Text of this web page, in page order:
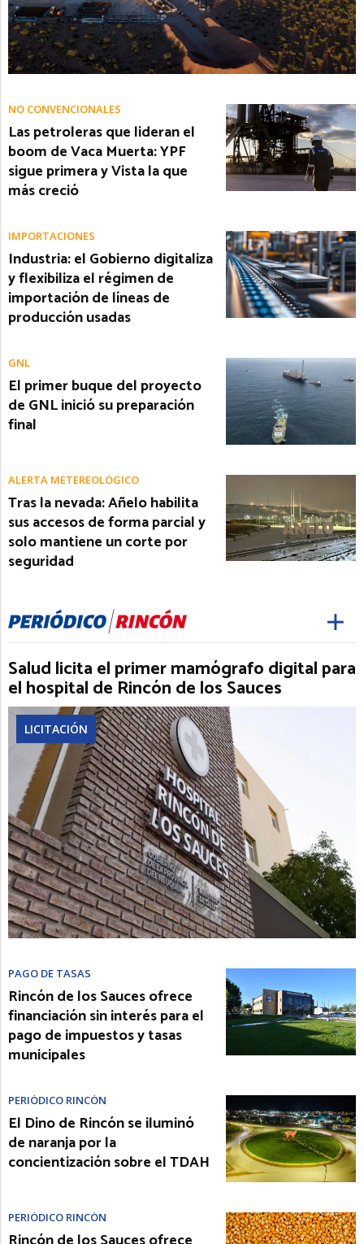
NO CONVENCIONALES
Las petroleras que lideran el
boom de Vaca Muerta: YPF
sigue primera y Vista la que
más creció
IMPORTACIONES
Industria: el Gobierno digitaliza
y flexibiliza el régimen de
importación de líneas de
producción usadas
GNL
El primer buque del proyecto
de GNL inició su preparación
final
ALERTA METEREOLÓGICO
Tras la nevada: Añelo habilita
sus accesos de forma parcial y
solo mantiene un corte por
seguridad
Salud licita el primer mamógrafo digital para
el hospital de Rincón de los Sauces
LICITACIÓN
PAGO DE TASAS
Rincón de los Sauces ofrece
financiación sin interés para el
pago de impuestos y tasas
municipales
PERIÓDICO RINCÓN
El Dino de Rincón se iluminó
de naranja por la
concientización sobre el TDAH
PERIÓDICO RINCÓN